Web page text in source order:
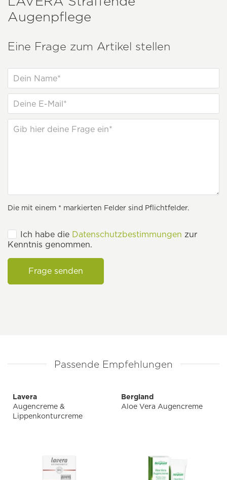
Augenpflege
Eine Frage zum Artikel stellen
Die mit einem * markierten Felder sind Pflichtfelder.
Ich habe die Datenschutzbestimmungen zur
Kenntnis genommen.
Frage senden
Passende Empfehlungen
Lavera
Augencreme &
Lippenkonturcreme
Bergland
Aloe Vera Augencreme